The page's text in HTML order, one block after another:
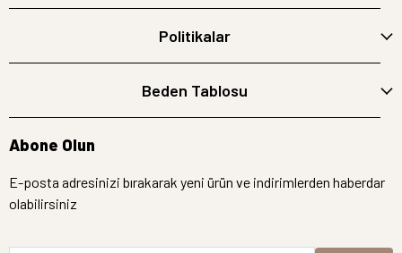
Politikalar
Beden Tablosu
Abone Olun
E-posta adresinizi bırakarak yeni ürün ve indirimlerden haberdar
olabilirsiniz